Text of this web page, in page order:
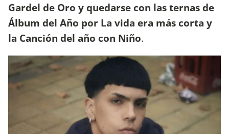
Gardel de Oro y quedarse con las ternas de
Álbum del Año por La vida era más corta y
la Canción del año con Niño.